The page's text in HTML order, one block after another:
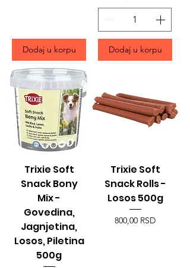
Dodaj u korpu Dodaj u korpu
Trixie Soft
Snack Bony
Mix -
Govedina,
Jagnjetina,
Losos, Piletina
500g
Trixie Soft
Snack Rolls -
Losos 500g
Price
800,00 RSD